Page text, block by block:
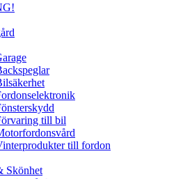
till bil
till fordon
Skönhet